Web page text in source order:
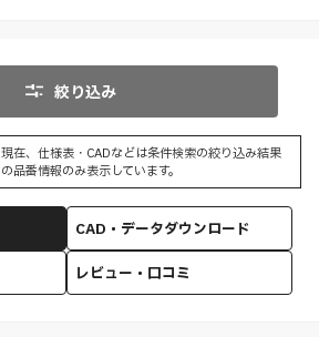
絞り込み
現在、仕様表・CADなどは条件検索の絞り込み結果
の品番情報のみ表示しています。
CAD・データダウンロード
レビュー・口コミ